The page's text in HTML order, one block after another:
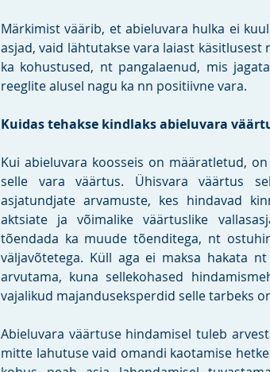
Märkimist väärib, et abieluvara hulka ei
asjad, vaid lähtutakse vara laiast
ka kohustused, nt pangalaenud, mis
reeglite alusel nagu ka nn positiivne vara.
Kuidas tehakse kindlaks abieluvara
Kui abieluvara koosseis on määratletud,
selle vara väärtus. Ühisvara väärtus
asjatundjate arvamuste, kes hindavad
aktsiate ja võimalike väärtuslike
tõendada ka muude tõenditega, nt
väljavõtetega. Küll aga ei maksa hakata
arvutama, kuna sellekohased
vajalikud majanduseksperdid selle tarbeks
Abieluvara väärtuse hindamisel tuleb
mitte lahutuse vaid omandi kaotamise